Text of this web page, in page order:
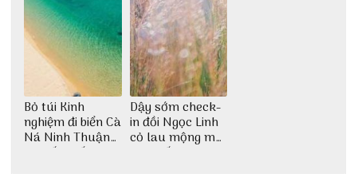
Bỏ túi Kinh
nghiệm đi biển Cà
Ná Ninh Thuận
chi tiết nhất
Dậy sớm check-
in đồi Ngọc Linh
cỏ lau mộng mơ
tại Huế nè bạn